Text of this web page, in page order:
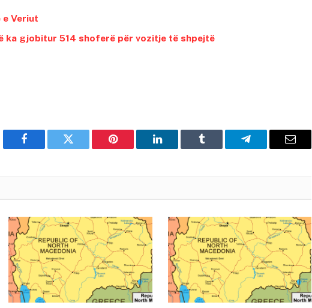
e Veriut
ka gjobitur 514 shoferë për vozitje të shpejtë
Facebook Twitter Pinterest LinkedIn Tumblr Telegram Email